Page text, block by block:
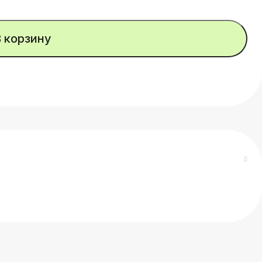
корзину